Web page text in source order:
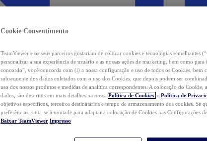
Cookie Consentimento
TeamViewer e os seus parceiros gostariam de colocar cookies e tecnologias semelhantes
personalizar a sua experiência de usuário e as nossas ações de marketing, bem como
concordo”, você concorda com (i) a nossa configuração e uso de todos os Cookies, bem
subsequente dos dados coletados com o uso dos Cookies, que depois podem ser
uso dos nossos produtos e medidas de analítica correspondentes. A colocação do Cookie,
dados, são descritos em mais detalhes na nossa Política de Cookies e Política de
objetivos específicos, terceiros destinatários e tempo de armazenamento dos cookies. Se
preferências, sinta-se à vontade para adaptar a colocação de Cookies nas Configurações
Baixar TeamViewer Impresso